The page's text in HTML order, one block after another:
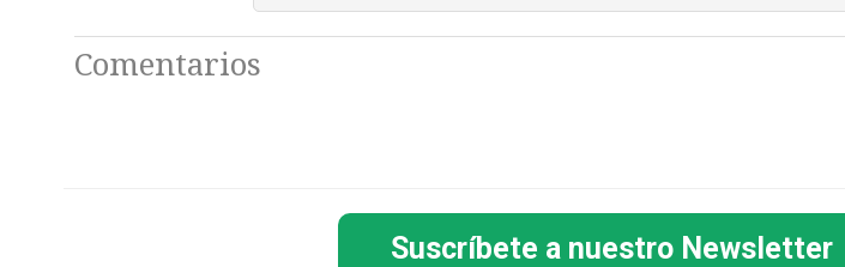
Comentarios
Suscríbete a nuestro Newsletter